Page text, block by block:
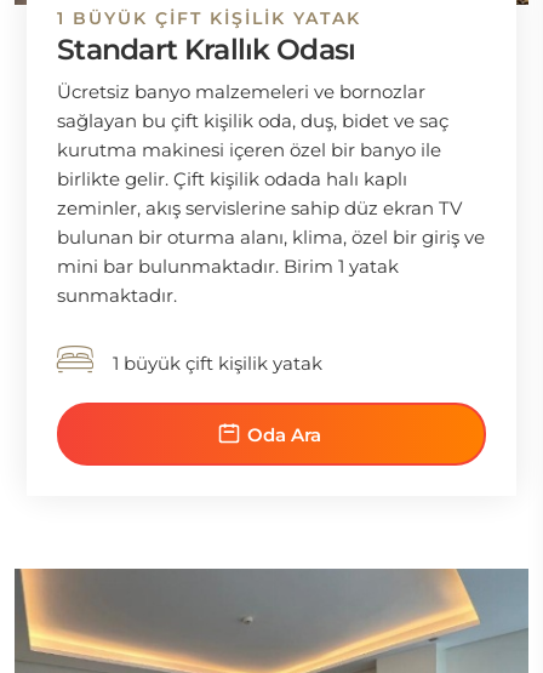
1 BÜYÜK ÇIFT KIŞILIK YATAK
Standart Krallık Odası
Ücretsiz banyo malzemeleri ve bornozlar
sağlayan bu çift kişilik oda, duş, bidet ve saç
kurutma makinesi içeren özel bir banyo ile
birlikte gelir. Çift kişilik odada halı kaplı
zeminler, akış servislerine sahip düz ekran TV
bulunan bir oturma alanı, klima, özel bir giriş ve
mini bar bulunmaktadır. Birim 1 yatak
sunmaktadır.
1 büyük çift kişilik yatak
Oda Ara